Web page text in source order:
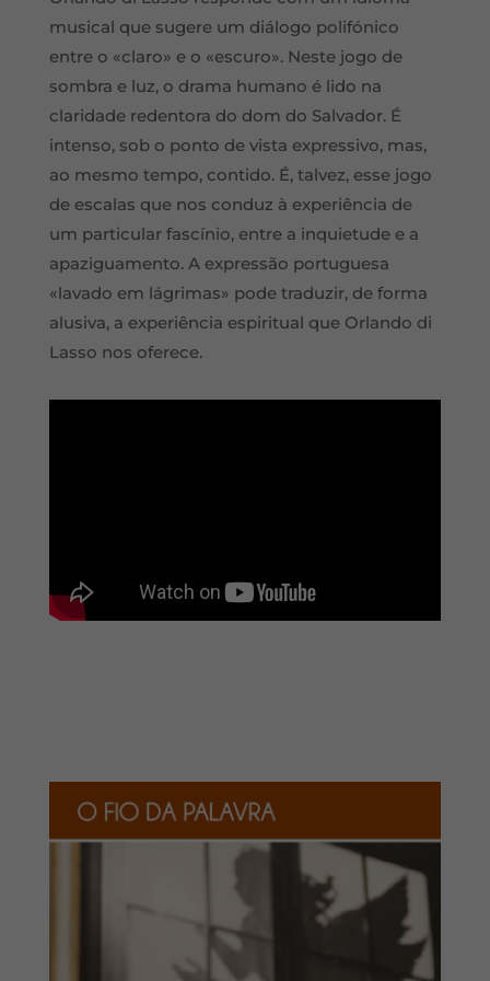
musical que sugere um diálogo polifónico
entre o «claro» e o «escuro». Neste jogo de
sombra e luz, o drama humano é lido na
claridade redentora do dom do Salvador. É
intenso, sob o ponto de vista expressivo, mas,
ao mesmo tempo, contido. É, talvez, esse jogo
de escalas que nos conduz à experiência de
um particular fascínio, entre a inquietude e a
apaziguamento. A expressão portuguesa
«lavado em lágrimas» pode traduzir, de forma
alusiva, a experiência espiritual que Orlando di
Lasso nos oferece.